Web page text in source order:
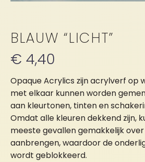
BLAUW “LICHT”
€ 4,40
Opaque Acrylics zijn acrylverf op
met elkaar kunnen worden
aan kleurtonen, tinten en
Omdat alle kleuren dekkend zijn,
meeste gevallen gemakkelijk
aanbrengen, waardoor de
wordt geblokkeerd.